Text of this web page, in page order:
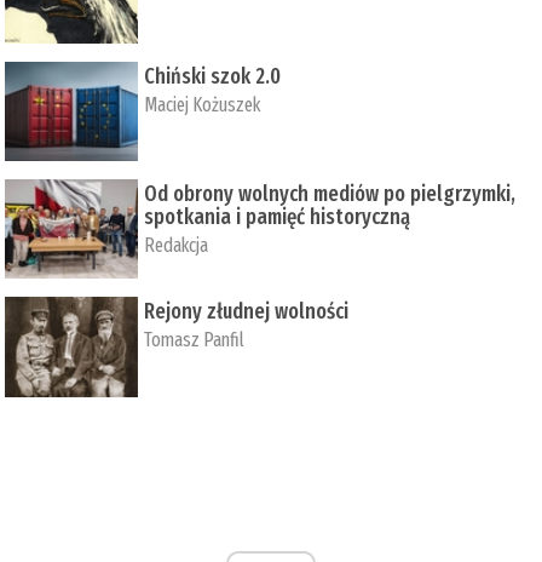
Chiński szok 2.0
Maciej Kożuszek
Od obrony wolnych mediów po pielgrzymki,
spotkania i pamięć historyczną
Redakcja
Rejony złudnej wolności
Tomasz Panfil